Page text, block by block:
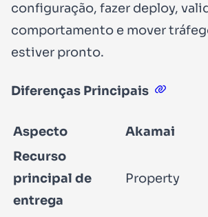
configuração, fazer deploy,
comportamento e mover
estiver pronto.
Diferenças Principais
Aspecto Akamai
Recurso
principal de
entrega
Property